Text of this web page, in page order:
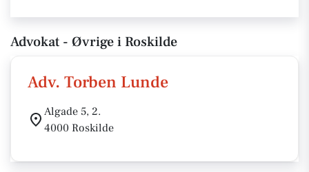
Advokat - Øvrige i Roskilde
Adv. Torben Lunde
Algade 5, 2.
4000 Roskilde